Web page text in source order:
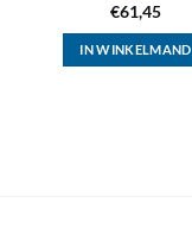
€61,45
IN WINKELMAND